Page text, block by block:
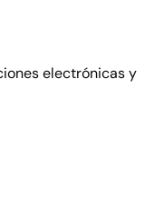
electrónicas y